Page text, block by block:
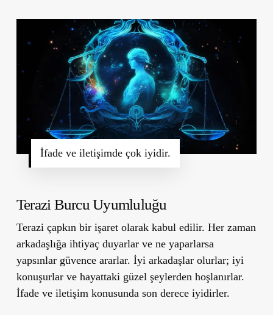
İfade ve iletişimde çok iyidir.
Terazi Burcu Uyumluluğu
Terazi çapkın bir işaret olarak kabul edilir. Her zaman
arkadaşlığa ihtiyaç duyarlar ve ne yaparlarsa
yapsınlar güvence ararlar. İyi arkadaşlar olurlar; iyi
konuşurlar ve hayattaki güzel şeylerden hoşlanırlar.
İfade ve iletişim konusunda son derece iyidirler.